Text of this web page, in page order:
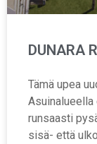
DUNARA
Tämä upea
runsaasti
sisä- että